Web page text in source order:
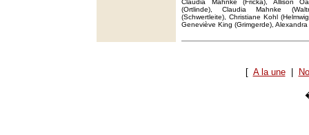
Claudia Mahnke (Fricka), Allison
(Ortlinde), Claudia Mahnke
(Schwertleite), Christiane Kohl
Geneviève King (Grimgerde),
[ A la une|